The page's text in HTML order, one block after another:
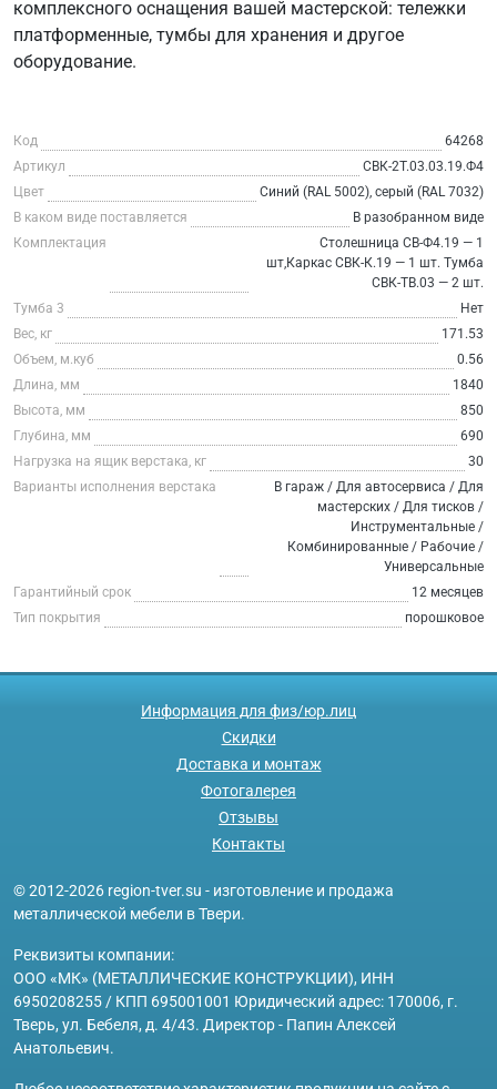
комплексного оснащения вашей мастерской: тележки
платформенные, тумбы для хранения и другое
оборудование.
Код
64268
Артикул
СВК-2Т.03.03.19.Ф4
Цвет
Синий (RAL 5002), серый (RAL 7032)
В каком виде поставляется
В разобранном виде
Комплектация
Столешница СВ-Ф4.19 — 1
шт,Каркас СВК-К.19 — 1 шт. Тумба
СВК-ТВ.03 — 2 шт.
Тумба 3
Нет
Вес, кг
171.53
Объем, м.куб
0.56
Длина, мм
1840
Высота, мм
850
Глубина, мм
690
Нагрузка на ящик верстака, кг
30
Варианты исполнения верстака
В гараж / Для автосервиса / Для
мастерских / Для тисков /
Инструментальные /
Комбинированные / Рабочие /
Универсальные
Гарантийный срок
12 месяцев
Тип покрытия
порошковое
Информация для физ/юр.лиц
Скидки
Доставка и монтаж
Фотогалерея
Отзывы
Контакты
© 2012-2026 region-tver.su - изготовление и продажа
металлической мебели в Твери.
Реквизиты компании:
ООО «МК» (МЕТАЛЛИЧЕСКИЕ КОНСТРУКЦИИ), ИНН
6950208255 / КПП 695001001 Юридический адрес: 170006, г.
Тверь, ул. Бебеля, д. 4/43. Директор - Папин Алексей
Анатольевич.